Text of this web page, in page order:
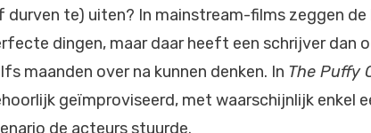
durven te) uiten? In mainstream-films zeggen
dingen, maar daar heeft een schrijver dan
maanden over na kunnen denken. In The Puffy
geïmproviseerd, met waarschijnlijk enkel
de acteurs stuurde.